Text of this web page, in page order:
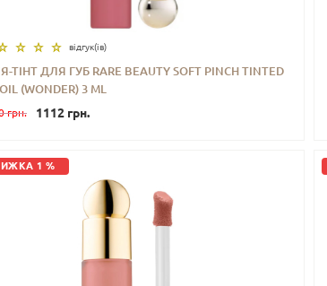
відгук(iв)
ТІНТ ДЛЯ ГУБ RARE BEAUTY SOFT PINCH TINTED
(WONDER) 3 ML
грн. 1112 грн.
1 %